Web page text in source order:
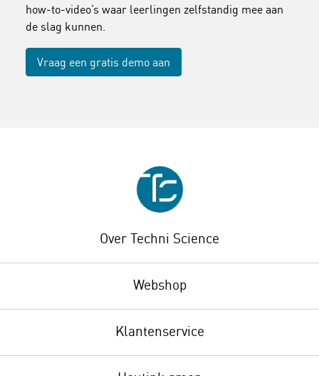
how-to-video’s waar leerlingen zelfstandig mee aan
de slag kunnen.
Vraag een gratis demo aan
Over Techni Science
Webshop
Klantenservice